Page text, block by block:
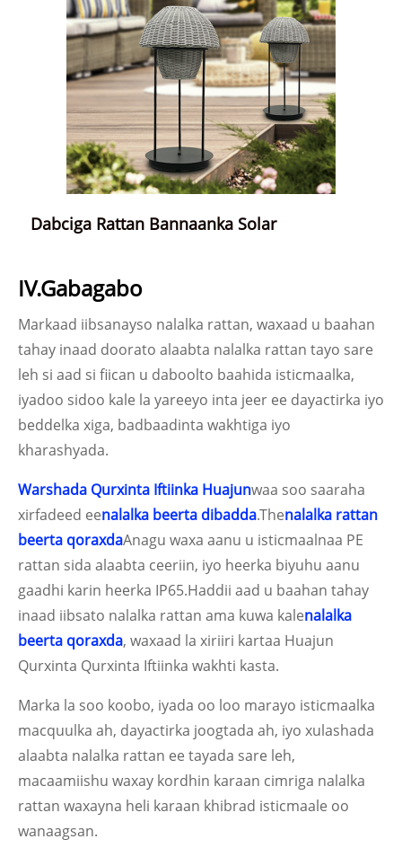
Dabciga Rattan Bannaanka Solar
IV.Gabagabo
Markaad iibsanayso nalalka rattan, waxaad u baahan
tahay inaad doorato alaabta nalalka rattan tayo sare
leh si aad si fiican u daboolto baahida isticmaalka,
iyadoo sidoo kale la yareeyo inta jeer ee dayactirka iyo
beddelka xiga, badbaadinta wakhtiga iyo
kharashyada.
Warshada Qurxinta Iftiinka Huajunwaa soo saaraha
xirfadeed eenalalka beerta dibadda.Thenalalka rattan
beerta qoraxdaAnagu waxa aanu u isticmaalnaa PE
rattan sida alaabta ceeriin, iyo heerka biyuhu aanu
gaadhi karin heerka IP65.Haddii aad u baahan tahay
inaad iibsato nalalka rattan ama kuwa kalenalalka
beerta qoraxda, waxaad la xiriiri kartaa Huajun
Qurxinta Qurxinta Iftiinka wakhti kasta.
Marka la soo koobo, iyada oo loo marayo isticmaalka
macquulka ah, dayactirka joogtada ah, iyo xulashada
alaabta nalalka rattan ee tayada sare leh,
macaamiishu waxay kordhin karaan cimriga nalalka
rattan waxayna heli karaan khibrad isticmaale oo
wanaagsan.